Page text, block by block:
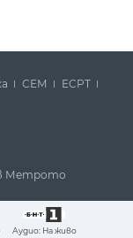
Аудио: На живо
СЕМ
ECPT
в Метрото